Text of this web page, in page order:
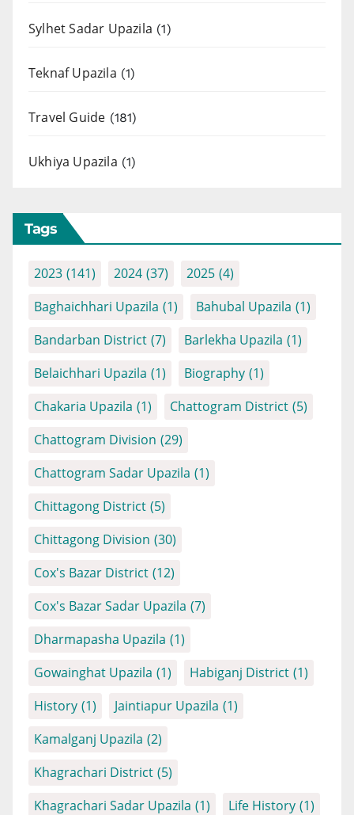
Sylhet Sadar Upazila (1)
Teknaf Upazila (1)
Travel Guide (181)
Ukhiya Upazila (1)
Tags
2023 (141) 2024 (37) 2025 (4)
Baghaichhari Upazila (1) Bahubal Upazila (1)
Bandarban District (7) Barlekha Upazila (1)
Belaichhari Upazila (1) Biography (1)
Chakaria Upazila (1) Chattogram District (5)
Chattogram Division (29)
Chattogram Sadar Upazila (1)
Chittagong District (5)
Chittagong Division (30)
Cox's Bazar District (12)
Cox's Bazar Sadar Upazila (7)
Dharmapasha Upazila (1)
Gowainghat Upazila (1) Habiganj District (1)
History (1) Jaintiapur Upazila (1)
Kamalganj Upazila (2)
Khagrachari District (5)
Khagrachari Sadar Upazila (1) Life History (1)